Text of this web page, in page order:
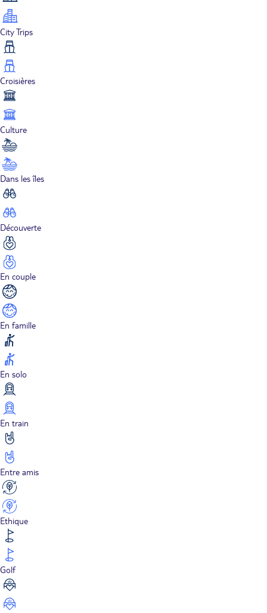
City Trips
Croisières
Culture
Dans les îles
Découverte
En couple
En famille
En solo
En train
Entre amis
Ethique
Golf